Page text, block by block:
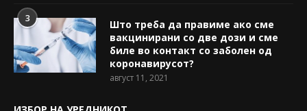
3
Што треба да правиме ако сме
вакцинирани со две дози и сме
биле во контакт со заболен од
коронавирусот?
август 11, 2021